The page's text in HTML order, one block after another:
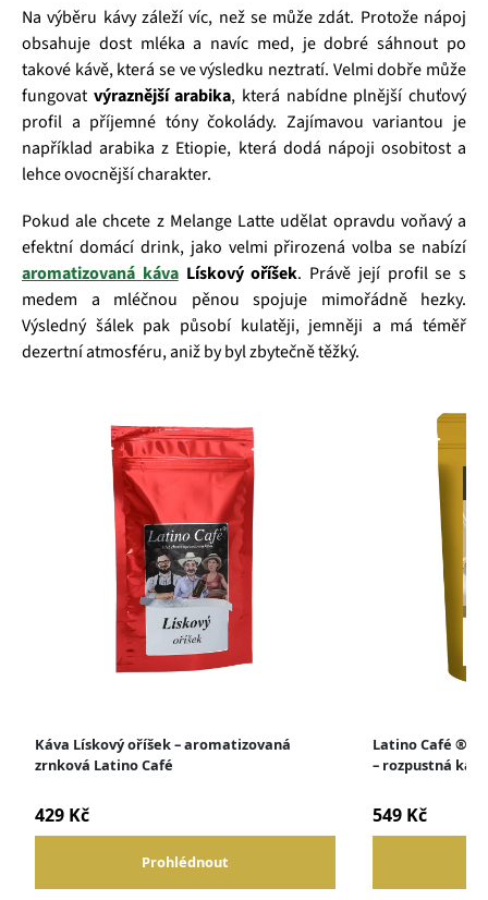
Na výběru kávy záleží víc, než se může zdát. Protože nápoj
obsahuje dost mléka a navíc med, je dobré sáhnout po
takové kávě, která se ve výsledku neztratí. Velmi dobře může
fungovat výraznější arabika, která nabídne plnější chuťový
profil a příjemné tóny čokolády. Zajímavou variantou je
například arabika z Etiopie, která dodá nápoji osobitost a
lehce ovocnější charakter.
Pokud ale chcete z Melange Latte udělat opravdu voňavý a
efektní domácí drink, jako velmi přirozená volba se nabízí
aromatizovaná kávaLískový oříšek. Právě její profil se s
medem a mléčnou pěnou spojuje mimořádně hezky.
Výsledný šálek pak působí kulatěji, jemněji a má téměř
dezertní atmosféru, aniž by byl zbytečně těžký.